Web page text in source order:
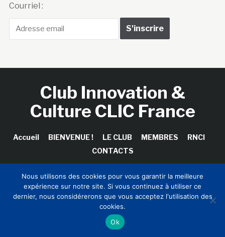
Courriel :
Club Innovation &
Culture CLIC France
Accueil BIENVENUE ! LE CLUB MEMBRES
RNCI
CONTACTS
Copyright © 2026 Club Innovation & Culture CLIC France /
Sinapses Conseils
Nous utilisons des cookies pour vous garantir la meilleure
expérience sur notre site. Si vous continuez à utiliser ce
dernier, nous considérerons que vous acceptez l'utilisation des
cookies.
Ok